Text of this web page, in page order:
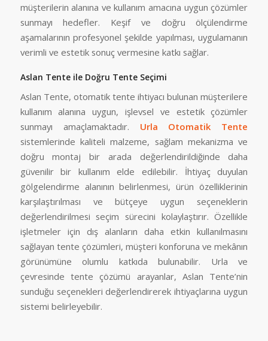
müşterilerin alanına ve kullanım amacına uygun çözümler
sunmayı hedefler. Keşif ve doğru ölçülendirme
aşamalarının profesyonel şekilde yapılması, uygulamanın
verimli ve estetik sonuç vermesine katkı sağlar.
Aslan Tente ile Doğru Tente Seçimi
Aslan Tente, otomatik tente ihtiyacı bulunan müşterilere
kullanım alanına uygun, işlevsel ve estetik çözümler
sunmayı amaçlamaktadır. Urla Otomatik Tente
sistemlerinde kaliteli malzeme, sağlam mekanizma ve
doğru montaj bir arada değerlendirildiğinde daha
güvenilir bir kullanım elde edilebilir. İhtiyaç duyulan
gölgelendirme alanının belirlenmesi, ürün özelliklerinin
karşılaştırılması ve bütçeye uygun seçeneklerin
değerlendirilmesi seçim sürecini kolaylaştırır. Özellikle
işletmeler için dış alanların daha etkin kullanılmasını
sağlayan tente çözümleri, müşteri konforuna ve mekânın
görünümüne olumlu katkıda bulunabilir. Urla ve
çevresinde tente çözümü arayanlar, Aslan Tente’nin
sunduğu seçenekleri değerlendirerek ihtiyaçlarına uygun
sistemi belirleyebilir.